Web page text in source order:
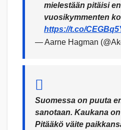
mielestään pitäisi
vuosi­kymmenten
https://t.co/
— Aarne Hagman
Suomessa on puuta
sanotaan. Kaukana
Pitääkö väite